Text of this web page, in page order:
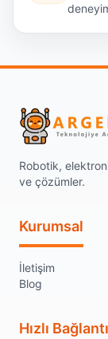
Robotik,
ve çözümler.
Kurumsal
İletişim
Blog
Hızlı